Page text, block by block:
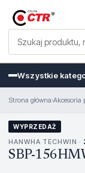
Wszystkie
Strona główna›Akcesoria
WYPRZEDAŻ
HANWHA TECHWIN ·
SBP-